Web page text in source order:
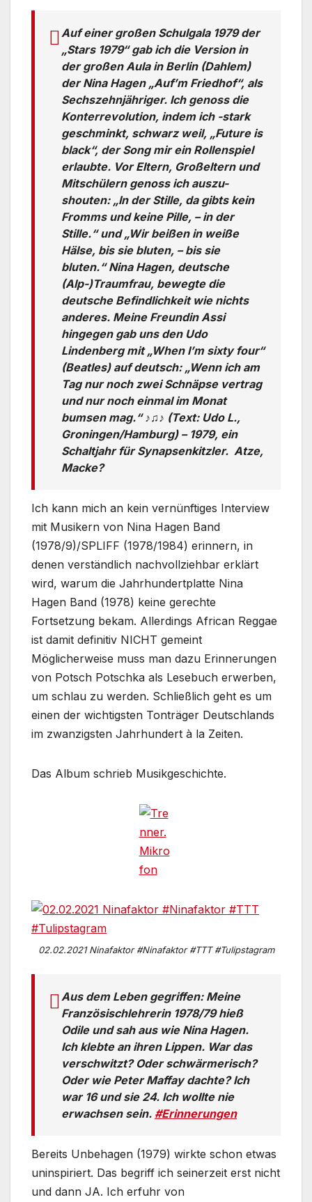
Auf einer großen Schulgala 1979 der
„Stars 1979“ gab ich die Version in
der großen Aula in Berlin (Dahlem)
der Nina Hagen „Auf’m Friedhof“, als
Sechszehnjähriger. Ich genoss die
Konterrevolution, indem ich -stark
geschminkt, schwarz weil, „Future is
black“, der Song mir ein Rollenspiel
erlaubte. Vor Eltern, Großeltern und
Mitschülern genoss ich auszu-
shouten: „In der Stille, da gibts kein
Fromms und keine Pille, – in der
Stille.“ und „Wir beißen in weiße
Hälse, bis sie bluten, – bis sie
bluten.“ Nina Hagen, deutsche
(Alp-)Traumfrau, bewegte die
deutsche Befindlichkeit wie nichts
anderes. Meine Freundin Assi
hingegen gab uns den Udo
Lindenberg mit „When I’m sixty four“
(Beatles) auf deutsch: „Wenn ich am
Tag nur noch zwei Schnäpse vertrag
und nur noch einmal im Monat
bumsen mag.“ ♪♫♪ (Text: Udo L.,
Groningen/Hamburg) – 1979, ein
Schaltjahr für Synapsenkitzler. Atze,
Macke?
Ich kann mich an kein vernünftiges Interview
mit Musikern von Nina Hagen Band
(1978/9)/SPLIFF (1978/1984) erinnern, in
denen verständlich nachvollziehbar erklärt
wird, warum die Jahrhundertplatte Nina
Hagen Band (1978) keine gerechte
Fortsetzung bekam. Allerdings African Reggae
ist damit definitiv NICHT gemeint
Möglicherweise muss man dazu Erinnerungen
von Potsch Potschka als Lesebuch erwerben,
um schlau zu werden. Schließlich geht es um
einen der wichtigsten Tonträger Deutschlands
im zwanzigsten Jahrhundert à la Zeiten.
Das Album schrieb Musikgeschichte.
02.02.2021 Ninafaktor #Ninafaktor #TTT #Tulipstagram
Aus dem Leben gegriffen: Meine
Französischlehrerin 1978/79 hieß
Odile und sah aus wie Nina Hagen.
Ich klebte an ihren Lippen. War das
verschwitzt? Oder schwärmerisch?
Oder wie Peter Maffay dachte? Ich
war 16 und sie 24. Ich wollte nie
erwachsen sein. #Erinnerungen
Bereits Unbehagen (1979) wirkte schon etwas
uninspiriert. Das begriff ich seinerzeit erst nicht
und dann JA. Ich erfuhr von